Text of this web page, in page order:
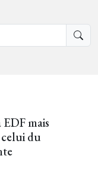
mais
du